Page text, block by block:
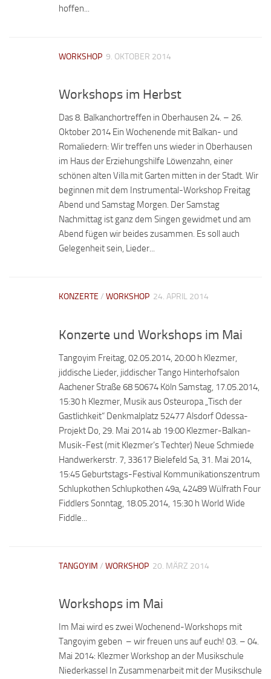
hoffen...
WORKSHOP 9. OKTOBER 2014
Workshops im Herbst
Das 8. Balkanchortreffen in Oberhausen 24. – 26.
Oktober 2014 Ein Wochenende mit Balkan- und
Romaliedern: Wir treffen uns wieder in Oberhausen
im Haus der Erziehungshilfe Löwenzahn, einer
schönen alten Villa mit Garten mitten in der Stadt. Wir
beginnen mit dem Instrumental-Workshop Freitag
Abend und Samstag Morgen. Der Samstag
Nachmittag ist ganz dem Singen gewidmet und am
Abend fügen wir beides zusammen. Es soll auch
Gelegenheit sein, Lieder...
KONZERTE / WORKSHOP 24. APRIL 2014
Konzerte und Workshops im Mai
Tangoyim Freitag, 02.05.2014, 20:00 h Klezmer,
jiddische Lieder, jiddischer Tango Hinterhofsalon
Aachener Straße 68 50674 Köln Samstag, 17.05.2014,
15:30 h Klezmer, Musik aus Osteuropa „Tisch der
Gastlichkeit“ Denkmalplatz 52477 Alsdorf Odessa-
Projekt Do, 29. Mai 2014 ab 19:00 Klezmer-Balkan-
Musik-Fest (mit Klezmer’s Techter) Neue Schmiede
Handwerkerstr. 7, 33617 Bielefeld Sa, 31. Mai 2014,
15:45 Geburtstags-Festival Kommunikationszentrum
Schlupkothen Schlupkothen 49a, 42489 Wülfrath Four
Fiddlers Sonntag, 18.05.2014, 15:30 h World Wide
Fiddle...
TANGOYIM / WORKSHOP 20. MÄRZ 2014
Workshops im Mai
Im Mai wird es zwei Wochenend-Workshops mit
Tangoyim geben – wir freuen uns auf euch! 03. – 04.
Mai 2014: Klezmer Workshop an der Musikschule
Niederkassel In Zusammenarbeit mit der Musikschule